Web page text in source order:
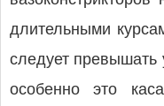
длительными
следует превышать
особенно это